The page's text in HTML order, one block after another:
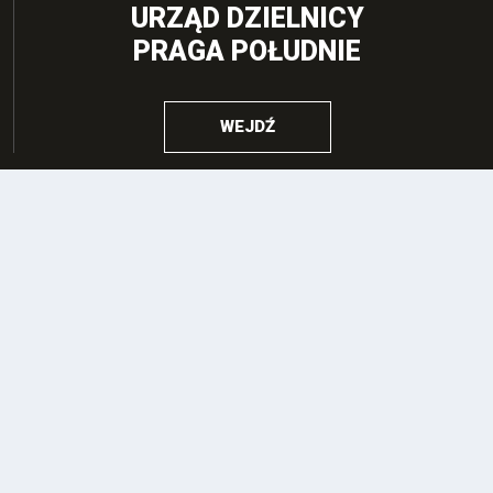
URZĄD DZIELNICY
PRAGA POŁUDNIE
WEJDŹ